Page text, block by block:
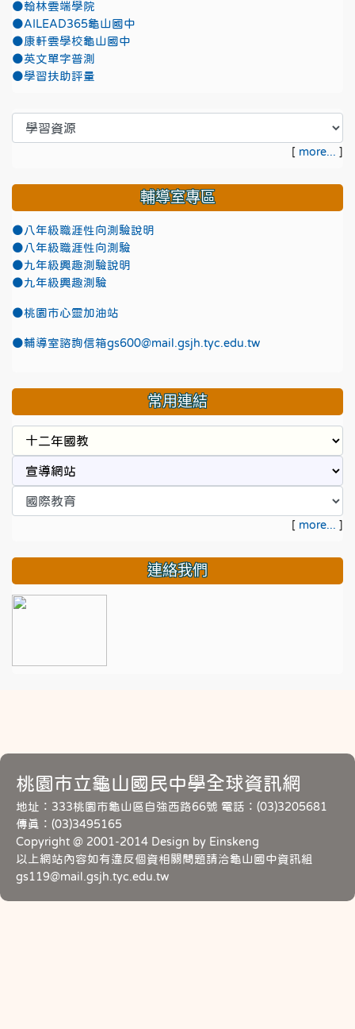
●翰林雲端學院
●AILEAD365龜山國中
●康軒雲學校龜山國中
●英文單字普測
●學習扶助評量
[ more... ]
輔導室專區
●八年級職涯性向測驗說明
●八年級職涯性向測驗
●九年級興趣測驗說明
●九年級興趣測驗
●桃園市心靈加油站
●輔導室諮詢信箱gs600@mail.gsjh.tyc.edu.tw
常用連結
[ more... ]
連絡我們
桃園市立龜山國民中學全球資訊網
地址：333桃園市龜山區自強西路66號 電話：(03)3205681
傳真：(03)3495165
Copyright @ 2001-2014 Design by Einskeng
以上網站內容如有違反個資相關問題請洽龜山國中資訊組
gs119@mail.gsjh.tyc.edu.tw